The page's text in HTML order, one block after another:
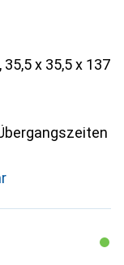
x 35,5 x 137